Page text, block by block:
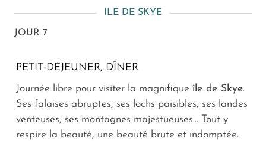
ILE DE SKYE
JOUR 7
PETIT-DÉJEUNER, DÎNER
Journée libre pour visiter la magnifiqueîle de Skye.
Ses falaises abruptes, ses lochs paisibles, ses landes
venteuses, ses montagnes majestueuses… Tout y
respire la beauté, une beauté brute et indomptée.